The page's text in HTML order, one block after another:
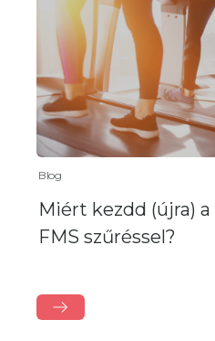
Blog
Miért kezdd (újra)
FMS szűréssel?